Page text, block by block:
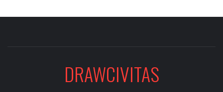
DRAWCIVITAS